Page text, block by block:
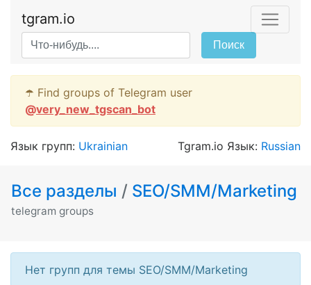
tgram.io
Поиск
☂️ Find groups of Telegram user
@very_new_tgscan_bot
Язык групп: Ukrainian Tgram.io Язык: Russian
Все разделы / SEO/SMM/Marketing
telegram groups
Нет групп для темы SEO/SMM/Marketing